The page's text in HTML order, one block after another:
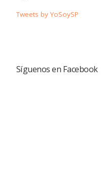
Tweets by YoSoySP
Síguenos en Facebook